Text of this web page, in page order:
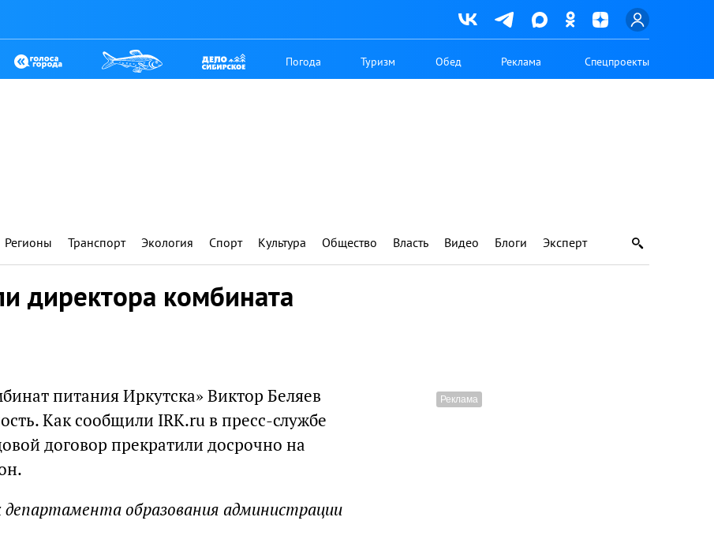
Погода Туризм Обед Реклама Спецпроекты
Регионы Транспорт Экология Спорт Культура Общество Власть Видео Блоги Эксперт
директора комбината
питания Иркутска» Виктор Беляев
Как сообщили IRK.ru в пресс-службе
договор прекратили досрочно на
департамента образования администрации